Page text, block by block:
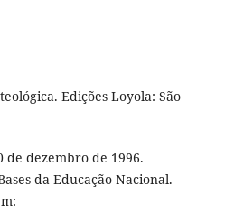
Edições Loyola: São
de dezembro de 1996.
da Educação Nacional.